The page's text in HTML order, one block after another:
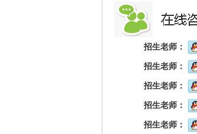
招生老师：
招生老师：
招生老师：
招生老师：
招生老师：